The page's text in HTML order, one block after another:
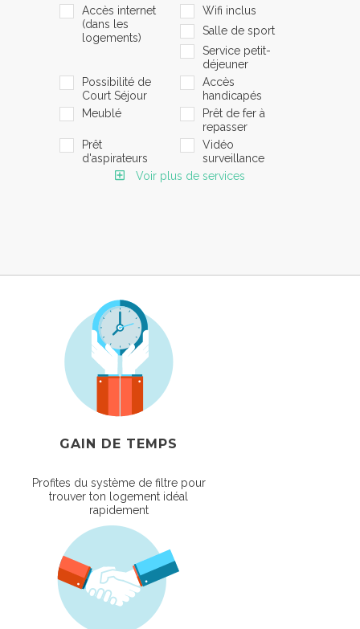
Accès internet
(dans les
logements)
Wifi inclus
Salle de sport
Service petit-
déjeuner
Possibilité de
Court Séjour
Accès
handicapés
Meublé
Prêt de fer à
repasser
Prêt
d'aspirateurs
Vidéo
surveillance
Voir plus de services
GAIN DE TEMPS
Profites du système de filtre pour
trouver ton logement idéal
rapidement